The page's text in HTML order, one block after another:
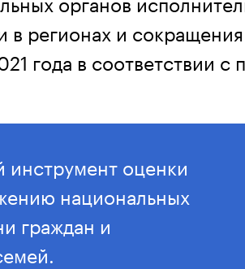
жизни
в регионах и
года в соответствии
инструмент оценки
национальных
граждан и